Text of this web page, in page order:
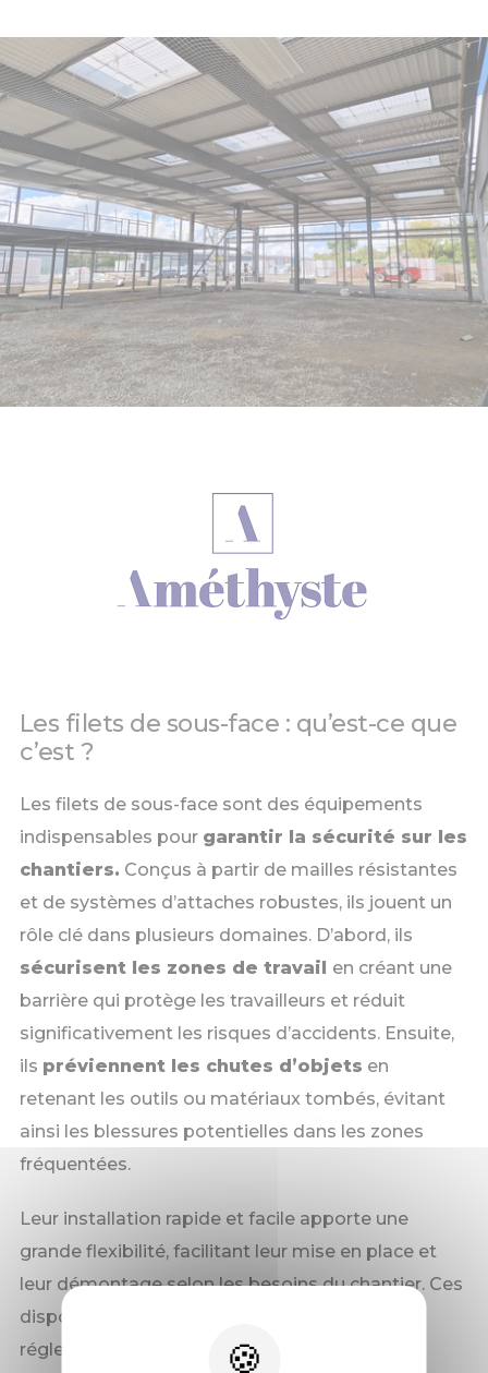
Les filets de sous-face : qu’est-ce que
c’est ?
Les filets de sous-face sont des équipements
indispensables pour garantir la sécurité sur les
chantiers. Conçus à partir de mailles résistantes
et de systèmes d’attaches robustes, ils jouent un
rôle clé dans plusieurs domaines. D’abord, ils
sécurisent les zones de travail en créant une
barrière qui protège les travailleurs et réduit
significativement les risques d’accidents. Ensuite,
ils préviennent les chutes d’objets en
retenant les outils ou matériaux tombés, évitant
ainsi les blessures potentielles dans les zones
fréquentées.
Leur installation rapide et facile apporte une
grande flexibilité, facilitant leur mise en place et
leur démontage selon les besoins du chantier. Ces
dispositifs permettent de respecter les
réglementations en vigueur en matière de